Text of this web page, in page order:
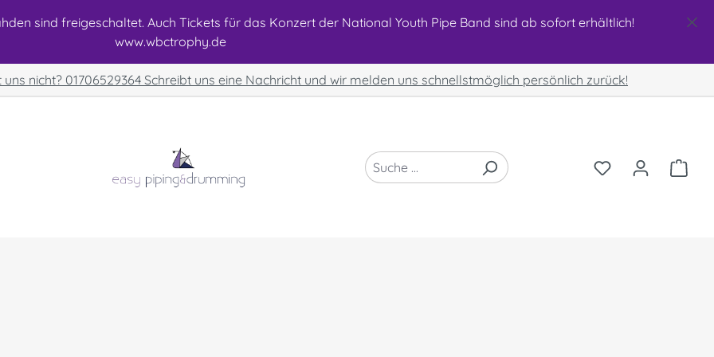
sind freigeschaltet. Auch Tickets für das Konzert der National Youth Pipe Band sind ab sofort erhältlich!
www.wbctrophy.de
uns nicht? 01706529364 Schreibt uns eine Nachricht und wir melden uns schnellstmöglich persönlich zurück!